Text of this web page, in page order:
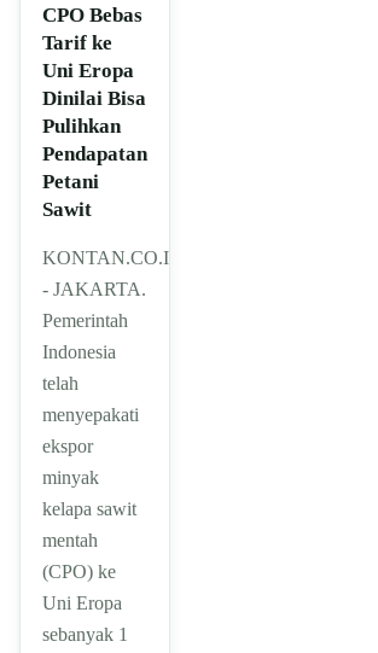
CPO Bebas
Tarif ke
Uni Eropa
Dinilai Bisa
Pulihkan
Pendapatan
Petani
Sawit
KONTAN.CO.ID
- JAKARTA.
Pemerintah
Indonesia
telah
menyepakati
ekspor
minyak
kelapa sawit
mentah
(CPO) ke
Uni Eropa
sebanyak 1